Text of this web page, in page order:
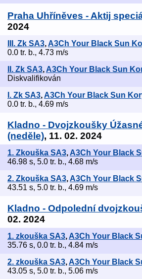
Praha Uhříněves - Aktij
2024
III. Zk SA3,A3Ch Your Black Sun
0.0 tr. b., 4.73 m/s
II. Zk SA3, A3Ch Your Black Sun
Diskvalifikován
I. Zk SA3,A3Ch Your Black Sun
0.0 tr. b., 4.69 m/s
Kladno - Dvojzkoušky
(neděle), 11. 02. 2024
1. Zkouška SA3, A3Ch Your Black
46.98 s, 5.0 tr. b., 4.68 m/s
2. Zkouška SA3,A3Ch Your Black
43.51 s, 5.0 tr. b., 4.69 m/s
Kladno - Odpolední
02. 2024
1. zkouška SA3, A3Ch Your Black
35.76 s, 0.0 tr. b., 4.84 m/s
2. zkouška SA3,A3Ch Your Black
43.05 s, 5.0 tr. b., 5.06 m/s